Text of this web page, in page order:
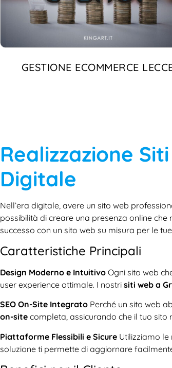
GESTIONE ECOMMERCE
Realizzazione
Digitale
Nell’era digitale, avere un sito web
possibilità di creare una presenza online
successo con un sito web su misura per le
Caratteristiche Principali
Design Moderno e Intuitivo Ogni sito web
user experience ottimale. I nostri siti web a
SEO On-Site Integrato Perché un sito web
on-site completa, assicurando che il tuo sito
Piattaforme Flessibili e Sicure Utilizziamo
soluzione ti permette di aggiornare